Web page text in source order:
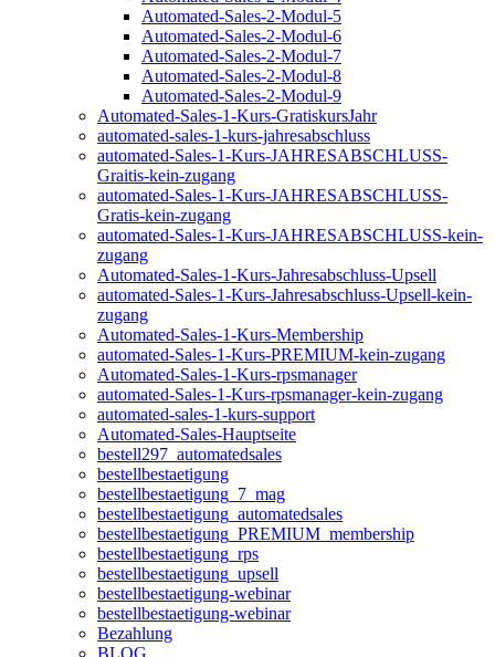
Automated-Sales-2-Modul-5
Automated-Sales-2-Modul-6
Automated-Sales-2-Modul-7
Automated-Sales-2-Modul-8
Automated-Sales-2-Modul-9
Automated-Sales-1-Kurs-GratiskursJahr
automated-sales-1-kurs-jahresabschluss
automated-Sales-1-Kurs-JAHRESABSCHLUSS-
Graitis-kein-zugang
automated-Sales-1-Kurs-JAHRESABSCHLUSS-
Gratis-kein-zugang
automated-Sales-1-Kurs-JAHRESABSCHLUSS-kein-
zugang
Automated-Sales-1-Kurs-Jahresabschluss-Upsell
automated-Sales-1-Kurs-Jahresabschluss-Upsell-kein-
zugang
Automated-Sales-1-Kurs-Membership
automated-Sales-1-Kurs-PREMIUM-kein-zugang
Automated-Sales-1-Kurs-rpsmanager
automated-Sales-1-Kurs-rpsmanager-kein-zugang
automated-sales-1-kurs-support
Automated-Sales-Hauptseite
bestell297_automatedsales
bestellbestaetigung
bestellbestaetigung_7_mag
bestellbestaetigung_automatedsales
bestellbestaetigung_PREMIUM_membership
bestellbestaetigung_rps
bestellbestaetigung_upsell
bestellbestaetigung-webinar
bestellbestaetigung-webinar
Bezahlung
BLOG